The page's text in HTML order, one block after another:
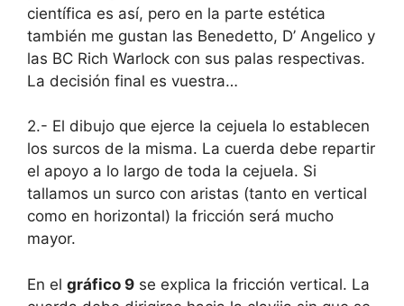
científica es así, pero en la parte estética
también me gustan las Benedetto, D’ Angelico y
las BC Rich Warlock con sus palas respectivas.
La decisión final es vuestra…
2.- El dibujo que ejerce la cejuela lo establecen
los surcos de la misma. La cuerda debe repartir
el apoyo a lo largo de toda la cejuela. Si
tallamos un surco con aristas (tanto en vertical
como en horizontal) la fricción será mucho
mayor.
En el gráfico 9 se explica la fricción vertical. La